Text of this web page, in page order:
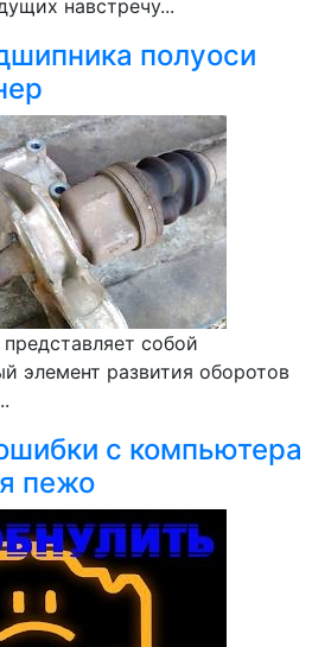
навстречу...
полуоси
собой
элемент развития оборотов
с компьютера
пежо